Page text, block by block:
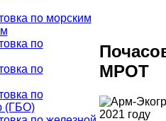
по морским
по
по
по
(ГБО)
МРОТ
2021 году